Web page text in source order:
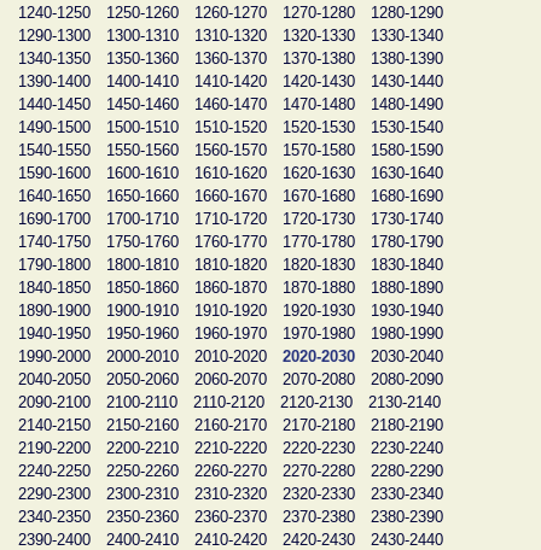
1240-1250
1250-1260 1260-1270 1270-1280
1280-1290
1290-1300
1300-1310 1310-1320 1320-1330
1330-1340
1340-1350
1350-1360 1360-1370 1370-1380
1380-1390
1390-1400
1400-1410 1410-1420 1420-1430
1430-1440
1440-1450
1450-1460 1460-1470 1470-1480
1480-1490
1490-1500
1500-1510 1510-1520 1520-1530
1530-1540
1540-1550
1550-1560 1560-1570 1570-1580
1580-1590
1590-1600
1600-1610 1610-1620 1620-1630
1630-1640
1640-1650
1650-1660 1660-1670 1670-1680
1680-1690
1690-1700
1700-1710 1710-1720 1720-1730
1730-1740
1740-1750
1750-1760 1760-1770 1770-1780
1780-1790
1790-1800
1800-1810 1810-1820 1820-1830
1830-1840
1840-1850
1850-1860 1860-1870 1870-1880
1880-1890
1890-1900
1900-1910 1910-1920 1920-1930
1930-1940
1940-1950
1950-1960 1960-1970 1970-1980
1980-1990
1990-2000
2000-2010 2010-2020 2020-2030
2030-2040
2040-2050
2050-2060 2060-2070 2070-2080
2080-2090
2090-2100
2100-2110 2110-2120 2120-2130
2130-2140
2140-2150
2150-2160 2160-2170 2170-2180
2180-2190
2190-2200
2200-2210 2210-2220 2220-2230
2230-2240
2240-2250
2250-2260 2260-2270 2270-2280
2280-2290
2290-2300
2300-2310 2310-2320 2320-2330
2330-2340
2340-2350
2350-2360 2360-2370 2370-2380
2380-2390
2390-2400
2400-2410 2410-2420 2420-2430
2430-2440